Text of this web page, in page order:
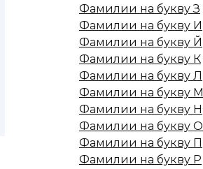
Фамилии на букву З
Фамилии на букву И
Фамилии на букву Й
Фамилии на букву К
Фамилии на букву Л
Фамилии на букву М
Фамилии на букву Н
Фамилии на букву О
Фамилии на букву П
Фамилии на букву Р